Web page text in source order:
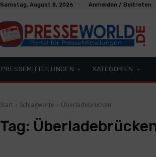
Samstag, August 8, 2026 Anmelden / Beitreten
PRESSEMITTEILUNGEN KATEGORIEN
Start Schlagworte Überladebrücken
Tag: